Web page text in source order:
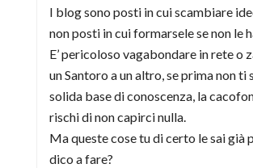
I blog sono posti in cui scambiare
non posti in cui formarsele se non le
E’ pericoloso vagabondare in rete o
un Santoro a un altro, se prima non ti
solida base di conoscenza, la
rischi di non capirci nulla.
Ma queste cose tu di certo le sai già
dico a fare?